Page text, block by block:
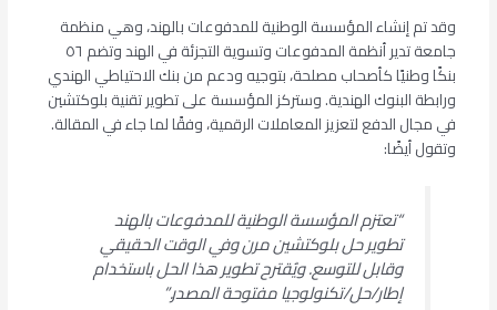
وقد تم إنشاء المؤسسة الوطنية للمدفوعات بالهند، وهي منظمة
جامعة تدير أنظمة المدفوعات وتسوية التجزئة في الهند وتضم ٥٦
بنكًا وطنيًا كأصحاب مصلحة، بتوجيه ودعم من بنك الاحتياطي الهندي
ورابطة البنوك الهندية. وستركز المؤسسة على تطوير تقنية بلوكتشين
في مجال الدفع لتعزيز المعاملات الرقمية، وفقًا لما جاء في المقالة.
وتقول أيضًا:
“تعتزم المؤسسة الوطنية للمدفوعات بالهند
تطوير حل بلوكتشين مرن وفي الوقت الحقيقي
وقابل للتوسع. ويُقترح تطوير هذا الحل باستخدام
إطار/حل/تكنولوجيا مفتوحة المصدر.”